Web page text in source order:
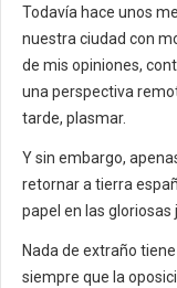
Todavía hace unos
nuestra ciudad con
de mis opiniones,
una perspectiva
tarde, plasmar.
Y sin embargo,
retornar a tierra
papel en las gloriosas
Nada de extraño
siempre que la